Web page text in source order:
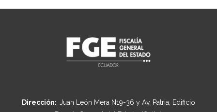
Dirección: Juan León Mera N19-36 y Av. Patria, Edificio